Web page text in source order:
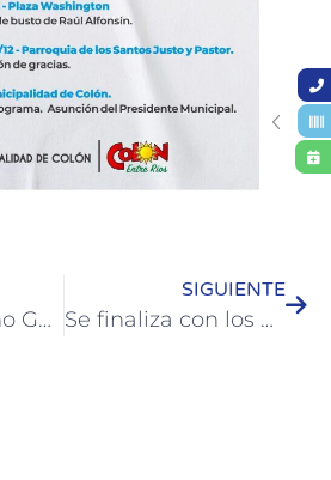
El poeta italiano Gastone Cappelloni presenta su libro en Colón
SIGUIENTE
Se finaliza con los pluviales de las obras del RENABAP en Colón